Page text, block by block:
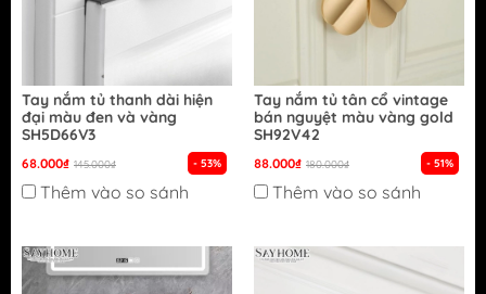
Tay nắm tủ thanh dài hiện
đại màu đen và vàng
SH5D66V3
68.000₫ 145.000₫ - 53%
Thêm vào so sánh
Tay nắm tủ tân cổ vintage
bán nguyệt màu vàng gold
SH92V42
88.000₫ 180.000₫ - 51%
Thêm vào so sánh